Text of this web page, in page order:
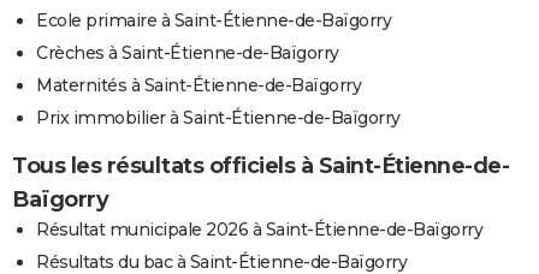
Ecole primaire à Saint-Étienne-de-Baïgorry
Crèches à Saint-Étienne-de-Baïgorry
Maternités à Saint-Étienne-de-Baïgorry
Prix immobilier à Saint-Étienne-de-Baïgorry
Tous les résultats officiels à Saint-Étienne-de-
Baïgorry
Résultat municipale 2026 à Saint-Étienne-de-Baïgorry
Résultats du bac à Saint-Étienne-de-Baïgorry